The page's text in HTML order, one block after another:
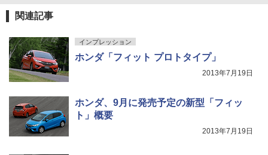
関連記事
インプレッション
ホンダ「フィット プロトタイプ」
2013年7月19日
ホンダ、9月に発売予定の新型「フィッ
ト」概要
2013年7月19日